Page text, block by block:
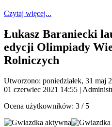
Czytaj więcej...
Łukasz Baraniecki
edycji Olimpiady
Rolniczych
Utworzono: poniedziałek, 31 maj
01 czerwiec 2021 14:55 |
Ocena użytkowników: 3 / 5